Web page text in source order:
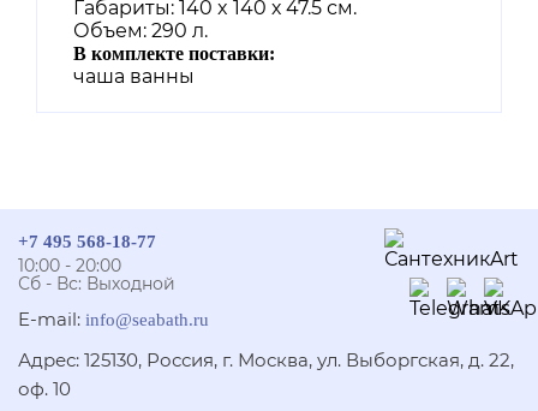
Габариты: 140 x 140 х 47.5 см.
Объем: 290 л.
В комплекте поставки:
чаша ванны
+7 495 568-18-77
E-mail: info@seabath.ru
Адрес: 125130, Россия, г. Москва, ул. Выборгская, д. 22,
оф. 10
10:00 - 20:00
Сб - Вс: Выходной